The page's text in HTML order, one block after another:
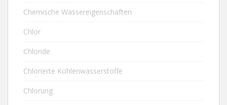
Chemische Wassereigenschaften
Chlor
Chloride
Chlorierte Kohlenwasserstoffe
Chlorung